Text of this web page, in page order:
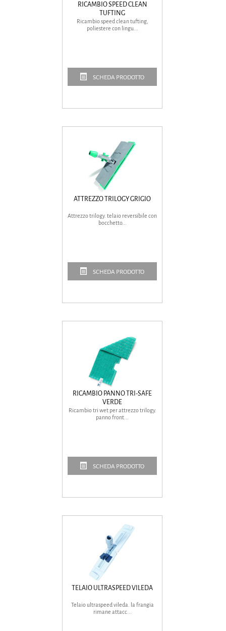
RICAMBIO SPEED CLEAN
TUFTING
Ricambio speed clean tufting,
poliestere con lingu...
SCHEDA PRODOTTO
ATTREZZO TRILOGY GRIGIO
Attrezzo trilogy. telaio reversibile con
bocchetto...
SCHEDA PRODOTTO
RICAMBIO PANNO TRI-SAFE
VERDE
Ricambio tri wet per attrezzo trilogy.
panno front...
SCHEDA PRODOTTO
TELAIO ULTRASPEED VILEDA
Telaio ultraspeed vileda. la frangia
rimane attacc...